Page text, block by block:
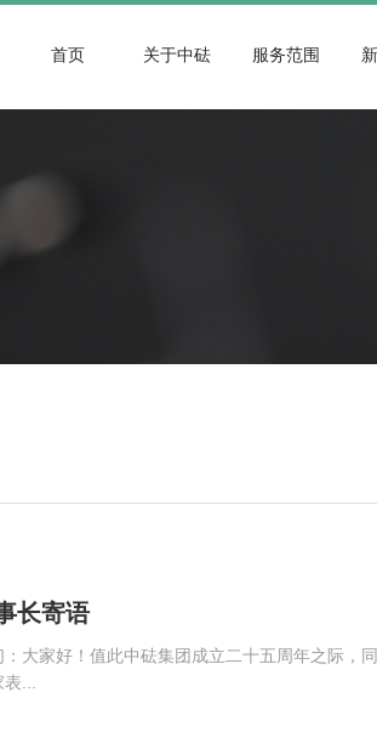
首页 关于中砝 服务范围
长寄语
大家好！值此中砝集团成立二十五周年之际，
...